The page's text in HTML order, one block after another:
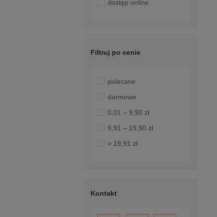
dostęp online
Filtruj po cenie
polecane
darmowe
0,01 – 9,90 zł
9,91 – 19,90 zł
> 19,91 zł
Kontakt